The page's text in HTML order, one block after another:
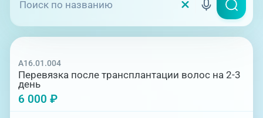
A16.01.004
Перевязка после трансплантации волос на 2-3
день
6 000 ₽